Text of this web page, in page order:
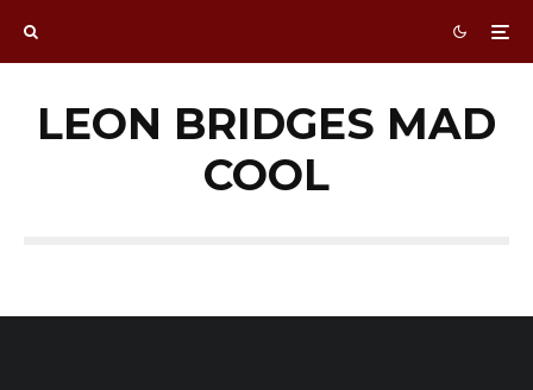
LEON BRIDGES MAD
COOL